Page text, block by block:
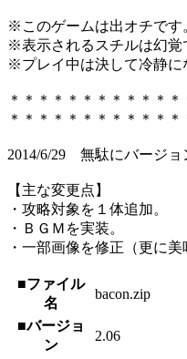
※このゲームは出オチです
※表示されるスチルは幻覚
※プレイ中は決して冷静に
＊＊＊＊＊＊＊＊＊＊＊
＊＊＊＊＊＊＊＊＊＊＊＊
2014/6/29 無駄にバージョ
【主な変更点】
・攻略対象を１体追加。
・ＢＧＭを実装。
・一部画像を修正（更に
■ファイル
名
bacon.zip
■バージョ
ン
2.06